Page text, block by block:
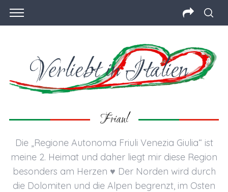
Friaul
Die „Regione Autonoma Friuli Venezia Giulia“ ist
meine 2. Heimat und daher liegt mir diese Region
besonders am Herzen ♥ Der Norden wird durch
die Dolomiten und die Alpen begrenzt, im Osten